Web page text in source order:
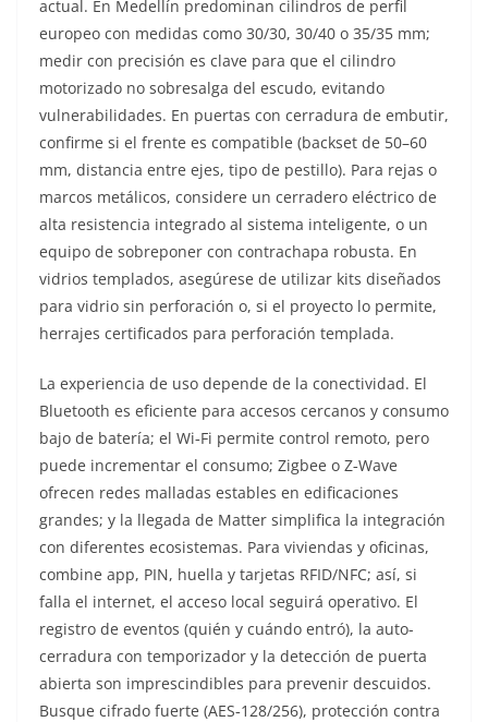
actual. En Medellín predominan cilindros de perfil
europeo con medidas como 30/30, 30/40 o 35/35 mm;
medir con precisión es clave para que el cilindro
motorizado no sobresalga del escudo, evitando
vulnerabilidades. En puertas con cerradura de embutir,
confirme si el frente es compatible (backset de 50–60
mm, distancia entre ejes, tipo de pestillo). Para rejas o
marcos metálicos, considere un cerradero eléctrico de
alta resistencia integrado al sistema inteligente, o un
equipo de sobreponer con contrachapa robusta. En
vidrios templados, asegúrese de utilizar kits diseñados
para vidrio sin perforación o, si el proyecto lo permite,
herrajes certificados para perforación templada.
La experiencia de uso depende de la conectividad. El
Bluetooth es eficiente para accesos cercanos y consumo
bajo de batería; el Wi‑Fi permite control remoto, pero
puede incrementar el consumo; Zigbee o Z‑Wave
ofrecen redes malladas estables en edificaciones
grandes; y la llegada de Matter simplifica la integración
con diferentes ecosistemas. Para viviendas y oficinas,
combine app, PIN, huella y tarjetas RFID/NFC; así, si
falla el internet, el acceso local seguirá operativo. El
registro de eventos (quién y cuándo entró), la auto-
cerradura con temporizador y la detección de puerta
abierta son imprescindibles para prevenir descuidos.
Busque cifrado fuerte (AES‑128/256), protección contra